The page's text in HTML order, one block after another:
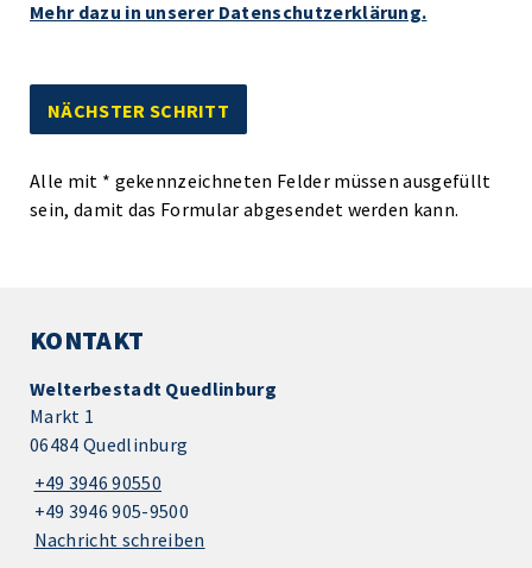
Mehr dazu in unserer Datenschutzerklärung.
Alle mit * gekennzeichneten Felder müssen ausgefüllt
sein, damit das Formular abgesendet werden kann.
KONTAKT
Welterbestadt Quedlinburg
Markt 1
06484 Quedlinburg
+49 3946 90550
+49 3946 905-9500
Nachricht schreiben